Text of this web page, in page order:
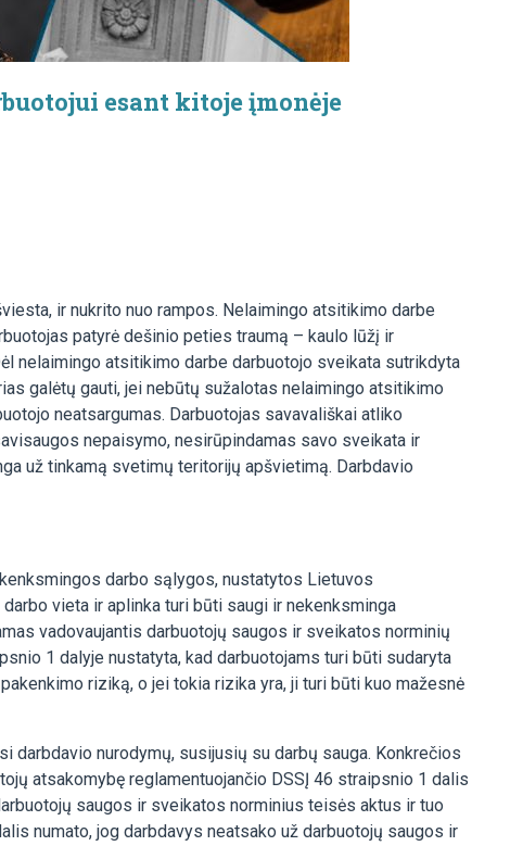
esant kitoje įmonėje
ir nukrito nuo rampos. Nelaimingo atsitikimo darbe
patyrė dešinio peties traumą – kaulo lūžį ir
nelaimingo atsitikimo darbe darbuotojo sveikata sutrikdyta
galėtų gauti, jei nebūtų sužalotas nelaimingo atsitikimo
neatsargumas. Darbuotojas savavališkai atliko
nepaisymo, nesirūpindamas savo sveikata ir
už tinkamą svetimų teritorijų apšvietimą. Darbdavio
darbo sąlygos, nustatytos Lietuvos
vieta ir aplinka turi būti saugi ir nekenksminga
vadovaujantis darbuotojų saugos ir sveikatos norminių
1 dalyje nustatyta, kad darbuotojams turi būti sudaryta
riziką, o jei tokia rizika yra, ji turi būti kuo mažesnė
darbdavio nurodymų, susijusių su darbų sauga. Konkrečios
atsakomybę reglamentuojančio DSSĮ 46 straipsnio 1 dalis
saugos ir sveikatos norminius teisės aktus ir tuo
numato, jog darbdavys neatsako už darbuotojų saugos ir